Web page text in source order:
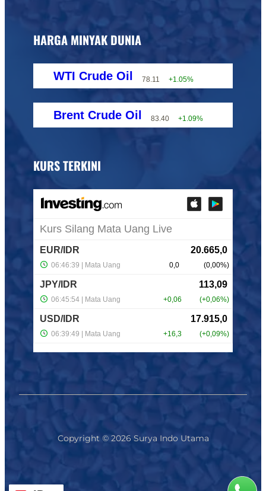
HARGA MINYAK DUNIA
WTI Crude Oil 78.11 +1.05%
Brent Crude Oil 83.40 +1.09%
KURS TERKINI
Copyright © 2026 Surya Indo Utama